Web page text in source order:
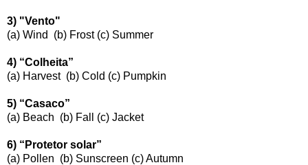
3) "Vento"
(a) Wind
(b) Frost (c) Summer
4) “Colheita”
(a) Harvest (b) Cold (c) Pumpkin
5) “Casaco”
(a) Beach (b) Fall (c) Jacket
6) “Protetor solar”
(a) Pollen (b) Sunscreen (c) Autumn